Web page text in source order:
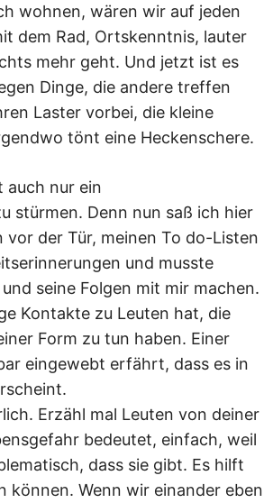
wohnen, wären wir auf jeden
dem Rad, Ortskenntnis, lauter
mehr geht. Und jetzt ist es
Dinge, die andere treffen
Laster vorbei, die kleine
tönt eine Heckenschere.
auch nur ein
stürmen. Denn nun saß ich hier
vor der Tür, meinen To do-Listen
und musste
seine Folgen mit mir machen.
Kontakte zu Leuten hat, die
Form zu tun haben. Einer
eingewebt erfährt, dass es in
Erzähl mal Leuten von deiner
bedeutet, einfach, weil
dass sie gibt. Es hilft
können. Wenn wir einander eben